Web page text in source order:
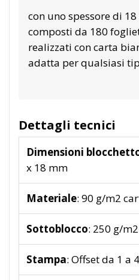
con uno spessore di
composti da 180
realizzati con carta
adatta per qualsiasi
Dettagli tecnici
Dimensioni
x 18 mm
Materiale: 90 g/m2
Sottoblocco: 250 g/
Stampa: Offset da 1 a